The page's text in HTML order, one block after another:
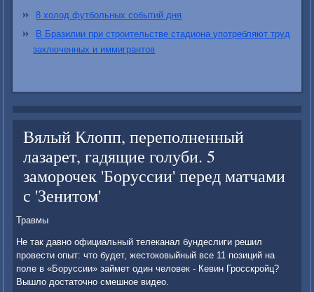
8 холод футбольных событий дня
В Бразилии при строительстве стадиона употребляют труд
заключенных и иммигрантов
Вялый Клопп, переполненный
лазарет, гадящие голуби. 5
заморочек 'Боруссии' перед матчами
с 'Зенитом'
Травмы
Не так давно официальный телеканал бундеслиги решил
провести опыт: что будет, жестоковыйный все 11 позиций на
поле в «Боруссии» займет один человек - Кевин Гросскройц?
Вышло достаточно смешное видео.